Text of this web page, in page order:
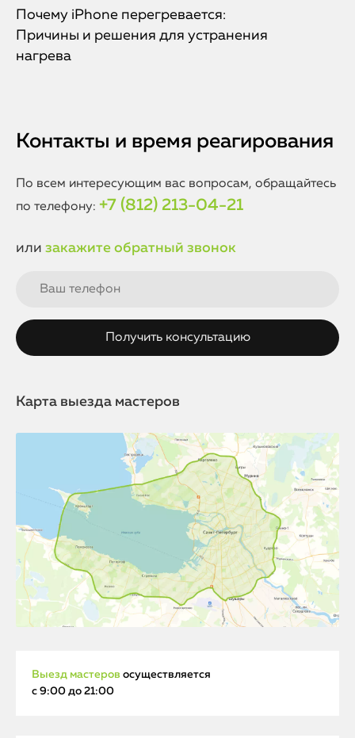
Почему iPhone перегревается:
Причины и решения для устранения
нагрева
Контакты и время реагирования
По всем интересующим вас вопросам, обращайтесь
по телефону: +7 (812) 213-04-21
или закажите обратный звонок
Карта выезда мастеров
Выезд мастеров осуществляется
с 9:00 до 21:00